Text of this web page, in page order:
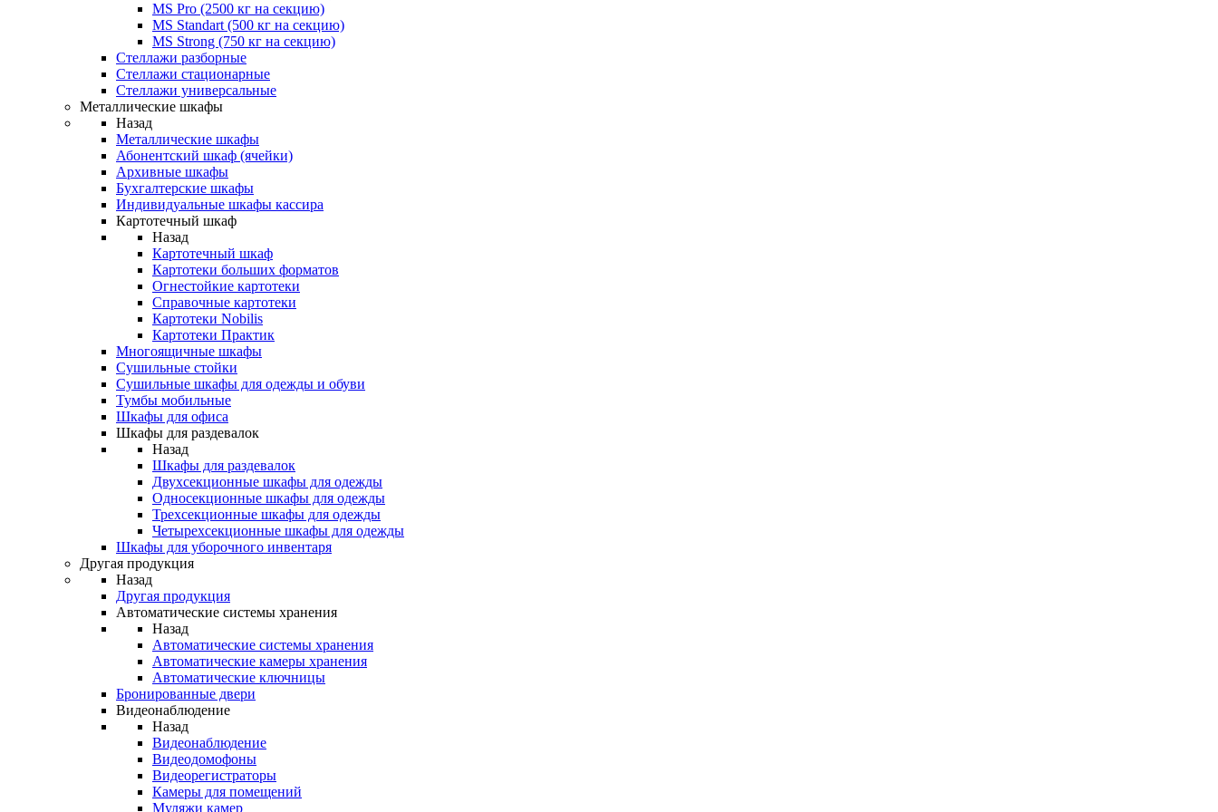
MS Pro (2500 кг на секцию)
MS Standart (500 кг на секцию)
MS Strong (750 кг на секцию)
Стеллажи разборные
Стеллажи стационарные
Стеллажи универсальные
Металлические шкафы
Назад
Металлические шкафы
Абонентский шкаф (ячейки)
Архивные шкафы
Бухгалтерские шкафы
Индивидуальные шкафы кассира
Картотечный шкаф
Назад
Картотечный шкаф
Картотеки больших форматов
Огнестойкие картотеки
Справочные картотеки
Картотеки Nobilis
Картотеки Практик
Многоящичные шкафы
Сушильные стойки
Сушильные шкафы для одежды и обуви
Тумбы мобильные
Шкафы для офиса
Шкафы для раздевалок
Назад
Шкафы для раздевалок
Двухсекционные шкафы для одежды
Односекционные шкафы для одежды
Трехсекционные шкафы для одежды
Четырехсекционные шкафы для одежды
Шкафы для уборочного инвентаря
Другая продукция
Назад
Другая продукция
Автоматические системы хранения
Назад
Автоматические системы хранения
Автоматические камеры хранения
Автоматические ключницы
Бронированные двери
Видеонаблюдение
Назад
Видеонаблюдение
Видеодомофоны
Видеорегистраторы
Камеры для помещений
Муляжи камер